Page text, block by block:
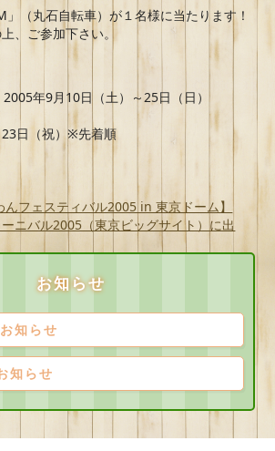
」（丸石自転車）が１名様に当たります！
、ご参加下さい。
年9月10日（土）～25日（日）
日（祝）※先着順
んフェスティバル2005 in 東京ドーム】
ーニバル2005（東京ビッグサイト）に出
お知らせ
知らせ
知らせ